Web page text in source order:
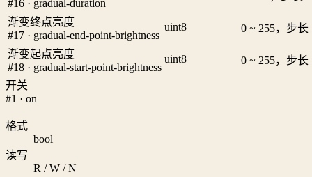
#16 · gradual-duration
渐变终点亮度
#17 · gradual-end-point-brightness
uint8 0 ~ 255，步长
渐变起点亮度
#18 · gradual-start-point-brightness
uint8 0 ~ 255，步长
开关
#1 · on
格式
bool
读写
R / W / N